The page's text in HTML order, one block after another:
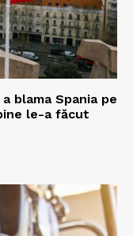
a blama Spania pe
le-a făcut